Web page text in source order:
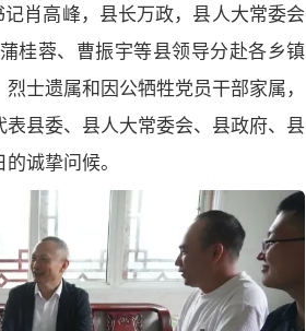
肖高峰，县长万政，县人大常委会
桂蓉、曹振宇等县领导分赴各乡镇
士遗属和因公牺牲党员干部家属，
县委、县人大常委会、县政府、县
诚挚问候。